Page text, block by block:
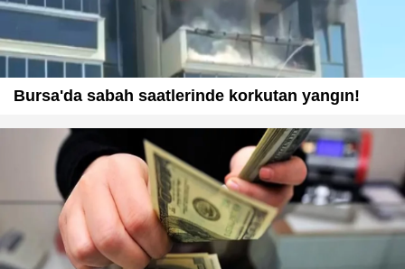
Bursa'da sabah saatlerinde korkutan yangın!